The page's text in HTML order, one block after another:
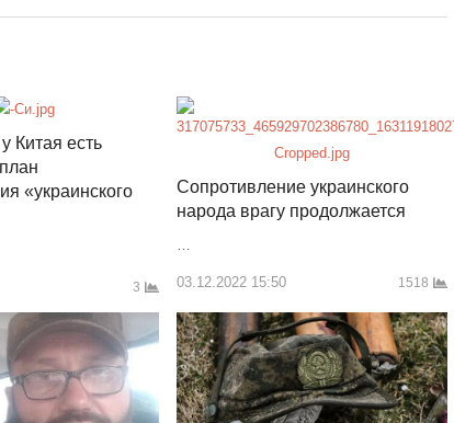
Китая есть
«украинского
3
Сопротивление украинского
народа врагу продолжается
…
03.12.2022 15:50 1518